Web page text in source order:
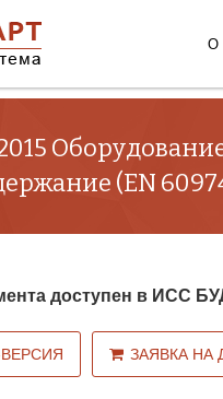
О
(EN
доступен в ИСС
ЗАЯВКА НА